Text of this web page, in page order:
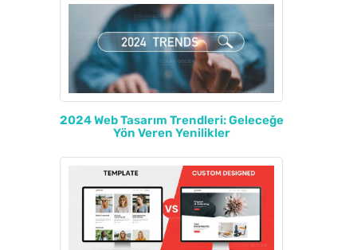
2024 Web Tasarım Trendleri: Geleceğe
Yön Veren Yenilikler